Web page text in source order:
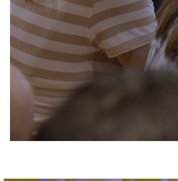
Servizi e accessibilità
Contatti
FAQ
Biglietti